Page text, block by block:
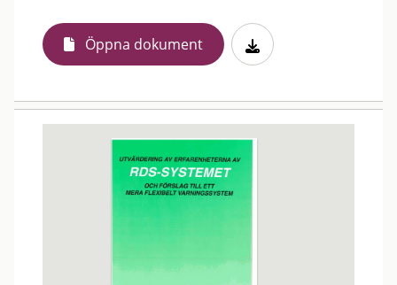
Öppna dokument